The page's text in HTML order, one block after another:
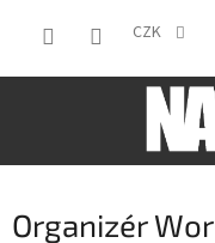
CZK
Organizér